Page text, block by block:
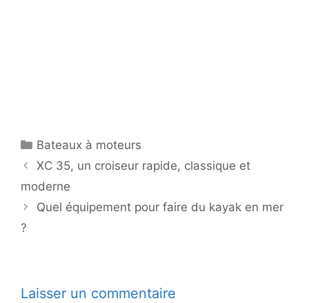
Catégories
Bateaux à moteurs
XC 35, un croiseur rapide, classique et
moderne
Quel équipement pour faire du kayak en mer
?
Laisser un commentaire